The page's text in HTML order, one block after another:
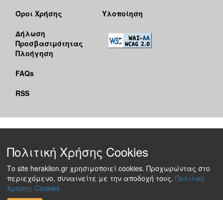
Όροι Χρήσης
Δήλωση
Προσβασιμότητας
Πλοήγηση
FAQs
RSS
Υλοποίηση
Πολιτική Χρήσης Cookies
Το site heraklion.gr χρησιμοποιεί cookies. Προχωρώντας στο
περιεχόμενο, συναινείτε με την αποδοχή τους. Πολιτική
Χρήσης Cookies